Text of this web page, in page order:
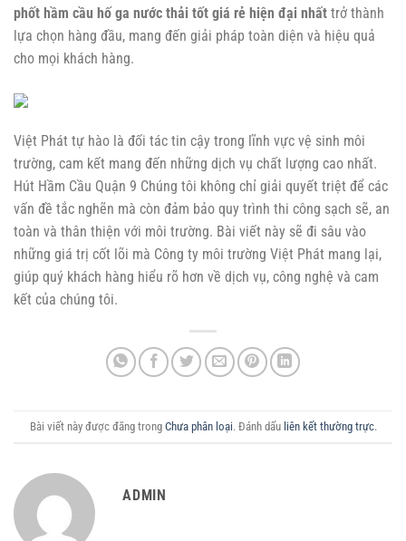
phốt hầm cầu hố ga nước thải tốt giá rẻ hiện đại nhất trở thành
lựa chọn hàng đầu, mang đến giải pháp toàn diện và hiệu quả
cho mọi khách hàng.
Việt Phát tự hào là đối tác tin cậy trong lĩnh vực vệ sinh môi
trường, cam kết mang đến những dịch vụ chất lượng cao nhất.
Hút Hầm Cầu Quận 9 Chúng tôi không chỉ giải quyết triệt để các
vấn đề tắc nghẽn mà còn đảm bảo quy trình thi công sạch sẽ, an
toàn và thân thiện với môi trường. Bài viết này sẽ đi sâu vào
những giá trị cốt lõi mà Công ty môi trường Việt Phát mang lại,
giúp quý khách hàng hiểu rõ hơn về dịch vụ, công nghệ và cam
kết của chúng tôi.
Bài viết này được đăng trong Chưa phân loại. Đánh dấu liên kết thường trực.
ADMIN